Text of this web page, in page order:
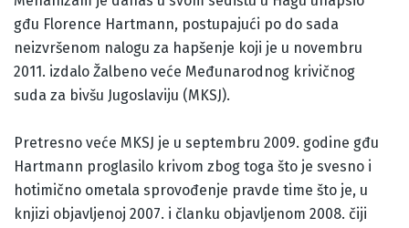
gđu Florence Hartmann, postupajući po do sada
neizvršenom nalogu za hapšenje koji je u novembru
2011. izdalo Žalbeno veće Međunarodnog krivičnog
suda za bivšu Jugoslaviju (MKSJ).
Pretresno veće MKSJ je u septembru 2009. godine gđu
Hartmann proglasilo krivom zbog toga što je svesno i
hotimično ometala sprovođenje pravde time što je, u
knjizi objavljenoj 2007. i članku objavljenom 2008. čiji